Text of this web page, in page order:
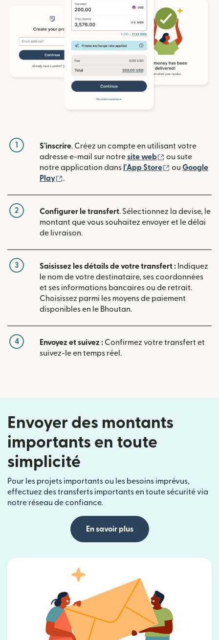
1 S'inscrire. Créez un compte en utilisant votre
adresse e-mail sur notresite web (s'ouvre dans
ou sute
notre application dans l'App Store (s'ouvre
ou Google
Play
.
2 Configurer le transfert. Sélectionnez la devise, le
montant que vous souhaitez envoyer et le délai
de livraison.
3 Saisissez les détails de votre transfert : Indiquez
le nom de votre destinataire, ses coordonnées
et ses informations bancaires ou de retrait.
Choisissez parmi les moyens de paiement
disponibles en le Bhoutan.
4 Envoyez et suivez : Confirmez votre transfert et
suivez-le en temps réel.
Envoyer des montants
importants en toute
simplicité
Pour les projets importants ou les besoins imprévus,
effectuez des transferts importants en toute sécurité via
notre réseau de confiance.
En savoir plus